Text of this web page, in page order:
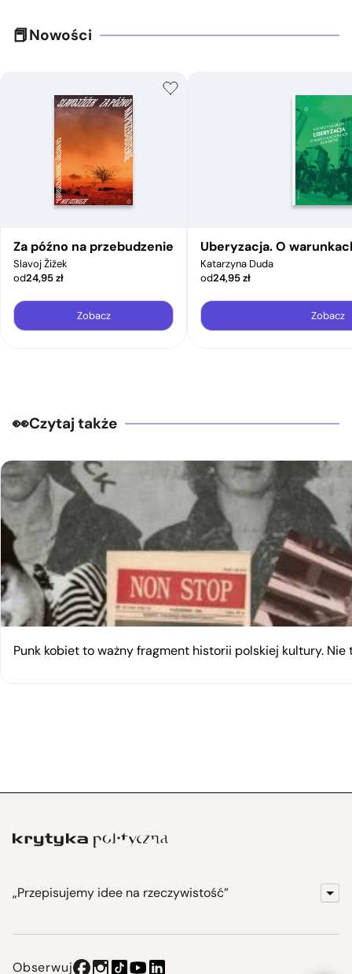
Nowości
Za późno na przebudzenie
Slavoj Žižek
od24,95zł
Zobacz
Uberyzacja. O
Katarzyna Duda
od24,95zł
Zobacz
Czytaj także
Punk kobiet to ważny fragment historii polskiej kultury. Nie
„Przepisujemy idee na rzeczywistość”
Obserwuj